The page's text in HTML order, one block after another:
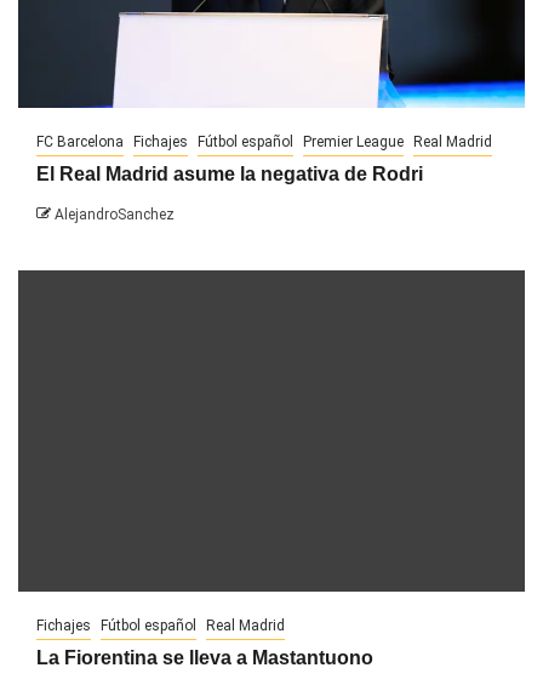
FC Barcelona Fichajes Fútbol español Premier League Real Madrid
El Real Madrid asume la negativa de Rodri
AlejandroSanchez
Fichajes Fútbol español Real Madrid
La Fiorentina se lleva a Mastantuono